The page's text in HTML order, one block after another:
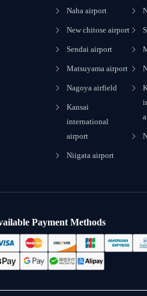
Naha airport
New chitose airport
Sendai airport
Matsuyama airport
Nagoya airfield
Kansai
international
airport
Niigata airport
Payment Methods